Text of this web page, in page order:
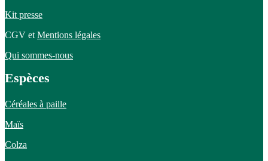
Kit presse
CGV et Mentions légales
Qui sommes-nous
Espèces
Céréales à paille
Maïs
Colza